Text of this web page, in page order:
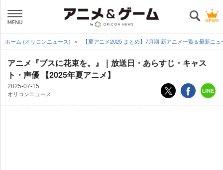
ホーム (オリコンニュース) 【夏アニメ2025 まとめ】7月期 新アニメ一覧＆最新ニ
アニメ『ブスに花束を。』｜放送日・あらすじ・キャス
ト・声優 【2025年夏アニメ】
2025-07-15
オリコンニュース